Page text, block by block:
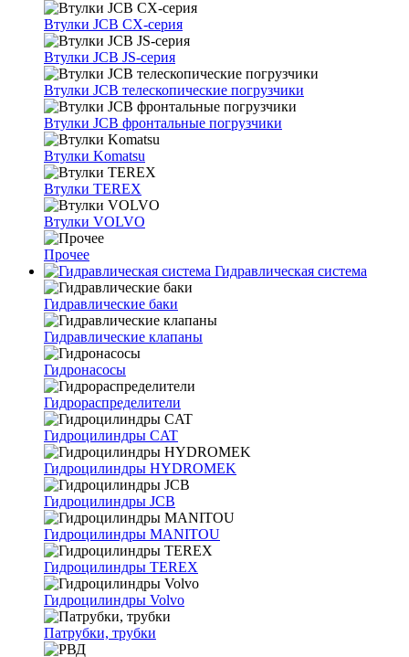
Втулки JCB CX-серия
Втулки JCB JS-серия
Втулки JCB телескопические погрузчики
Втулки JCB фронтальные погрузчики
Втулки Komatsu
Втулки TEREX
Втулки VOLVO
Прочее
Гидравлическая система
Гидравлические баки
Гидравлические клапаны
Гидронасосы
Гидрораспределители
Гидроцилиндры CAT
Гидроцилиндры HYDROMEK
Гидроцилиндры JCB
Гидроцилиндры MANITOU
Гидроцилиндры TEREX
Гидроцилиндры Volvo
Патрубки, трубки